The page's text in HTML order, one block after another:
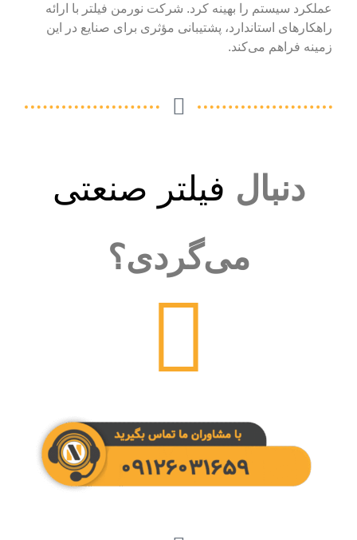
عملکرد سیستم را بهینه کرد. شرکت نورمن فیلتر با ارائه
راهکارهای استاندارد، پشتیبانی مؤثری برای صنایع در این
زمینه فراهم می‌کند.
دنبال فیلتر صنعتی
می‌گردی؟